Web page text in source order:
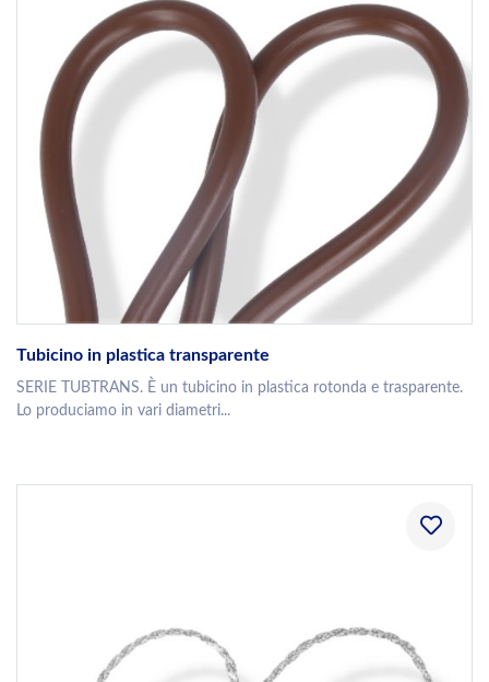
Tubicino in plastica transparente
SERIE TUBTRANS. È un tubicino in plastica rotonda e trasparente.
Lo produciamo in vari diametri...